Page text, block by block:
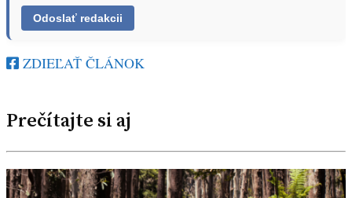
ZDIEĽAŤ ČLÁNOK
Prečítajte si aj